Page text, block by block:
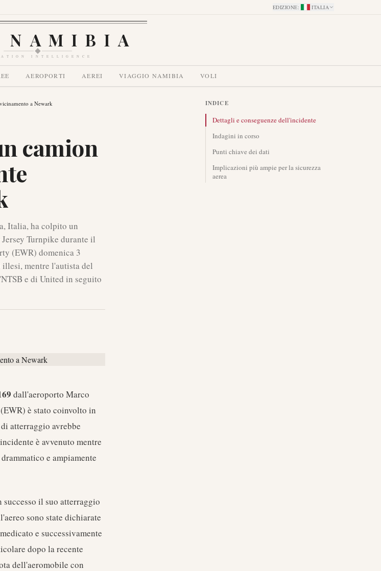
EDIZIONE: ITALIA
NAMIBIA
INTELLIGENCE
AEROPORTI AEREI VIAGGIO NAMIBIA VOLI
a Newark
camion
Italia, ha colpito un
Turnpike durante il
(EWR) domenica 3
mentre l'autista del
e di United in seguito
dall'aeroporto Marco
è stato coinvolto in
atterraggio avrebbe
è avvenuto mentre
e ampiamente
il suo atterraggio
sono state dichiarate
e successivamente
dopo la recente
dell'aeromobile con
INDICE
Dettagli e conseguenze dell'incidente
Indagini in corso
Punti chiave dei dati
Implicazioni più ampie per la sicurezza
aerea